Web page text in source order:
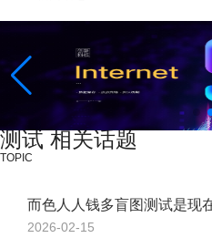
测试 相关话题
TOPIC
而色人人钱多盲图测试是现
2026-02-15